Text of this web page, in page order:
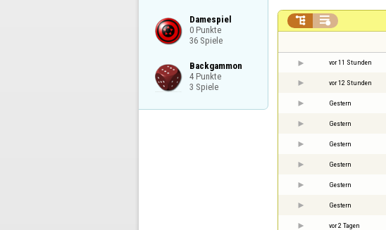
Damespiel
0 Punkte
36 Spiele
Backgammon
4 Punkte
3 Spiele
 
vor 11 Stunden
vor 12 Stunden
Gestern
Gestern
Gestern
Gestern
Gestern
Gestern
vor 2 Tagen